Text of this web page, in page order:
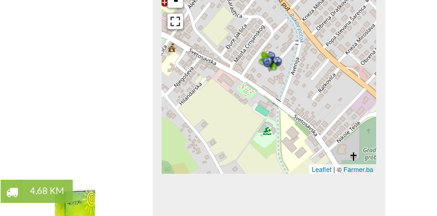
4,68 KM
Leaflet | ©Farmer.ba